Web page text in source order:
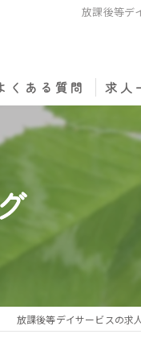
放課後等デ
くある質問 求人
放課後等デイサービスの求